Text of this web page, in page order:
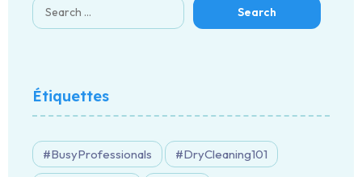
Étiquettes
BusyProfessionals DryCleaning101